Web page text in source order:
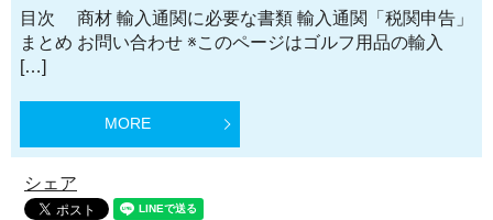
目次 商材 輸入通関に必要な書類 輸入通関「税関申告」
まとめ お問い合わせ ※このページはゴルフ用品の輸入
[…]
MORE
シェア